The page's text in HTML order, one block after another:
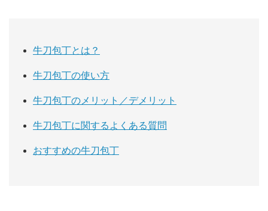
牛刀包丁とは？
牛刀包丁の使い方
牛刀包丁のメリット／デメリット
牛刀包丁に関するよくある質問
おすすめの牛刀包丁